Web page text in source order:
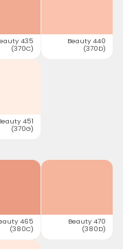
435
(370C)
Beauty 440
(370D)
451
(370G)
465
(380C)
Beauty 470
(380D)